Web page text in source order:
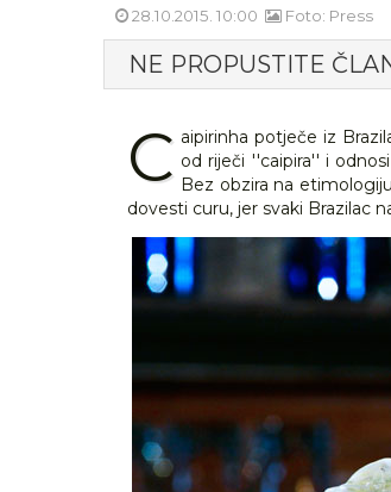
28.10.2015. 10:00 Foto: Press
NE PROPUSTITE
C aipirinha potječe iz
od riječi ''caipira'' i
Bez obzira na
dovesti curu, jer svaki Brazilac